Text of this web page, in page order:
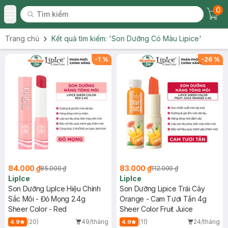
Toggle Menu
Tìm kiếm
Tìm kiếm
0
Trang chủ Kết quả tìm kiếm: 'Son Dưỡng Có Màu Lipice'
-1 %
84.000 ₫85.000 ₫
LipIce
Son Dưỡng LipIce Hiệu Chỉnh
Sắc Môi - Đỏ Mọng 2.4g
Sheer Color - Red
4.9 (20)
49/tháng
-26 %
83.000 ₫112.000 ₫
LipIce
Son Dưỡng Lipice Trái Cây
Orange - Cam Tươi Tắn 4g
Sheer Color Fruit Juice
4.9 (11)
24/tháng